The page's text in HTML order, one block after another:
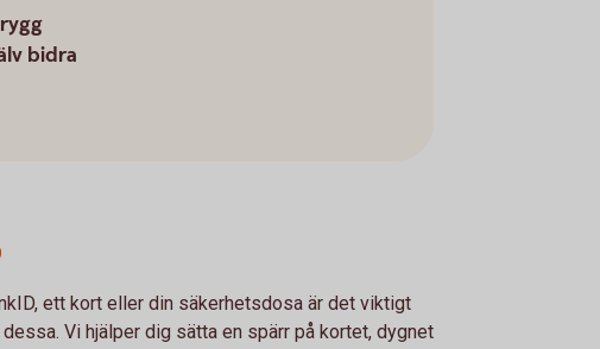
bidra
ett kort eller din säkerhetsdosa är det viktigt
Vi hjälper dig sätta en spärr på kortet, dygnet